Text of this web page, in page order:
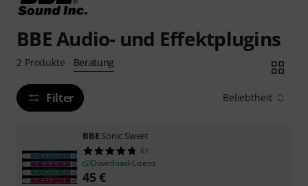
BBE Audio- und Effektplugins
2 Produkte · Beratung
Filter Beliebtheit
BBESonic Sweet
61
Download-Lizenz
45€